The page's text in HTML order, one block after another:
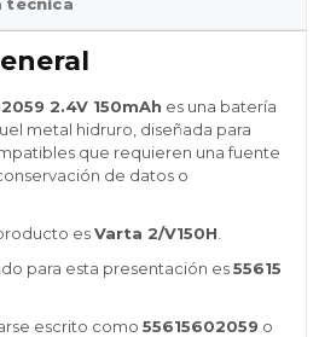
técnica
2.4V 150mAh es una batería
metal hidruro, diseñada para
que requieren una fuente
de datos o
esVarta 2/V150H
para esta presentación es55615
escrito como 55615602059 o